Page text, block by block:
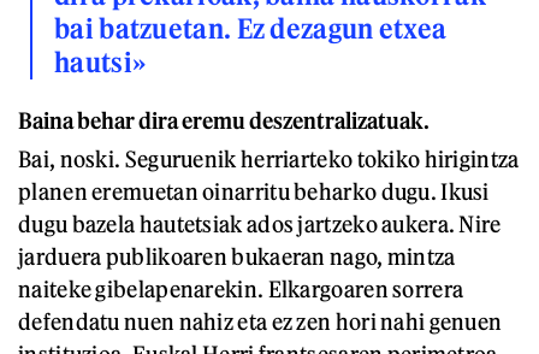
bai batzuetan. Ez dezagun etxea
hautsi»
Baina behar dira eremu deszentralizatuak.
Bai, noski. Seguruenik herriarteko tokiko hirigintza
planen eremuetan oinarritu beharko dugu. Ikusi
dugu bazela hautetsiak ados jartzeko aukera. Nire
jarduera publikoaren bukaeran nago, mintza
naiteke gibelapenarekin. Elkargoaren sorrera
defendatu nuen nahiz eta ez zen hori nahi genuen